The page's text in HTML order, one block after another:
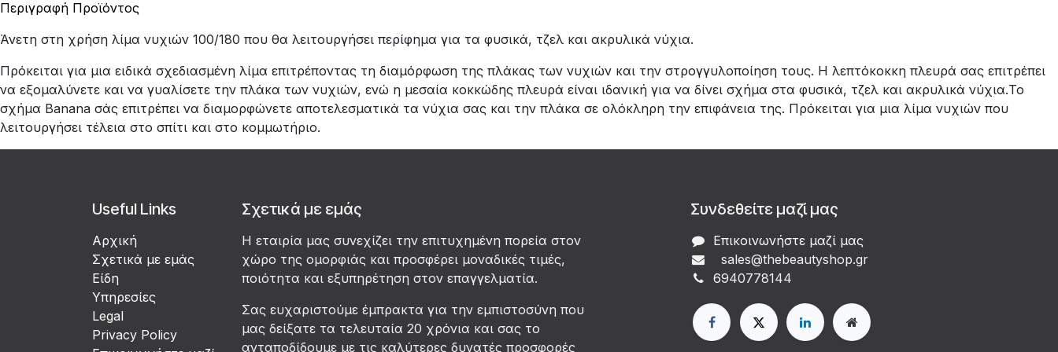
Περιγραφή Προϊόντος
Άνετη στη χρήση λίμα νυχιών 100/180 που θα λειτουργήσει περίφημα για τα φυσικά, τζελ και ακρυλικά νύχια.
Πρόκειται για μια ειδικά σχεδιασμένη λίμα επιτρέποντας τη διαμόρφωση της πλάκας των νυχιών και την στρογγυλοποίηση τους. Η λεπτόκοκκη πλευρά σας επιτρέπει
να εξομαλύνετε και να γυαλίσετε την πλάκα των νυχιών, ενώ η μεσαία κοκκώδης πλευρά είναι ιδανική για να δίνει σχήμα στα φυσικά, τζελ και ακρυλικά νύχια.Το
σχήμα Banana σάς επιτρέπει να διαμορφώνετε αποτελεσματικά τα νύχια σας και την πλάκα σε ολόκληρη την επιφάνεια της. Πρόκειται για μια λίμα νυχιών που
λειτουργήσει τέλεια στο σπίτι και στο κομμωτήριο.
Useful Links
Αρχική
Σχετικά με εμάς
Είδη
Υπηρεσίες
Legal
Privacy Policy
Σχετικά με εμάς
Η εταιρία μας συνεχίζει την επιτυχημένη πορεία στον
χώρο της ομορφιάς και προσφέρει μοναδικές τιμές,
ποιότητα και εξυπηρέτηση στον επαγγελματία.
Σας ευχαριστούμε έμπρακτα για την εμπιστοσύνη που
μας δείξατε τα τελευταία 20 χρόνια και σας το
ανταποδίδουμε με τις καλύτερες δυνατές προσφορές
Συνδεθείτε μαζί μας
Επικοινωνήστε μαζί μας
sales@thebeautyshop.gr
6940778144